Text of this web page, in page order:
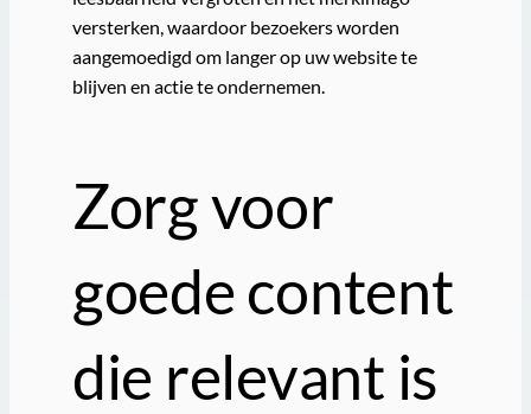
versterken, waardoor bezoekers worden
aangemoedigd om langer op uw website te
blijven en actie te ondernemen.
Zorg voor
goede content
die relevant is